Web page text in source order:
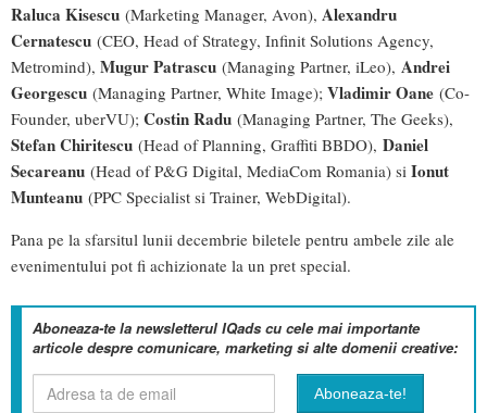
Raluca Kisescu (Marketing Manager, Avon), Alexandru
Cernatescu (CEO, Head of Strategy, Infinit Solutions Agency,
Metromind), Mugur Patrascu (Managing Partner, iLeo), Andrei
Georgescu (Managing Partner, White Image); Vladimir Oane (Co-
Founder, uberVU); Costin Radu (Managing Partner, The Geeks),
Stefan Chiritescu (Head of Planning, Graffiti BBDO), Daniel
Secareanu (Head of P&G Digital, MediaCom Romania) si Ionut
Munteanu (PPC Specialist si Trainer, WebDigital).
Pana pe la sfarsitul lunii decembrie biletele pentru ambele zile ale
evenimentului pot fi achizionate la un pret special.
Aboneaza-te la newsletterul IQads cu cele mai importante
articole despre comunicare, marketing si alte domenii creative: